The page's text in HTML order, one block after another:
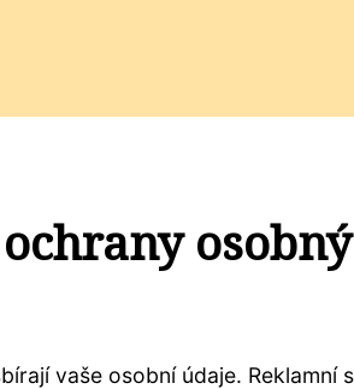
vaše osobní údaje.